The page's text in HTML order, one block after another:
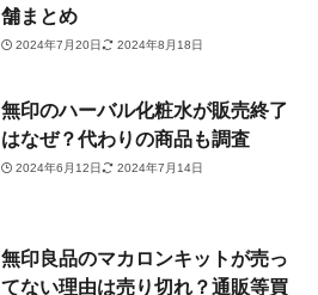
舗まとめ
2024年7月20日 2024年8月18日
無印のハーバル化粧水が販売終了
はなぜ？代わりの商品も調査
2024年6月12日 2024年7月14日
無印良品のマカロンキットが売っ
てない理由は売り切れ？通販等買